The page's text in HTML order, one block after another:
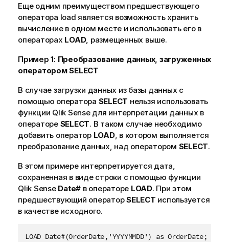
Еще одним преимуществом предшествующего
оператора load является возможность хранить
вычисление в одном месте и использовать его в
операторах LOAD, размещенных выше.
Пример 1: Преобразование данных, загруженных
операторомSELECT
В случае загрузки данных из базы данных с
помощью оператора SELECT нельзя использовать
функции Qlik Senseдля интерпретации данных в
операторе SELECT. В таком случае необходимо
добавить оператор LOAD, в котором выполняется
преобразование данных, над оператором SELECT.
В этом примере интерпретируется дата,
сохраненная в виде строки с помощью функции
Qlik Sense Date# в операторе LOAD. При этом
предшествующий операторSELECT используется
в качестве исходного.
LOAD Date#(OrderDate,'YYYYMMDD') as OrderDate;